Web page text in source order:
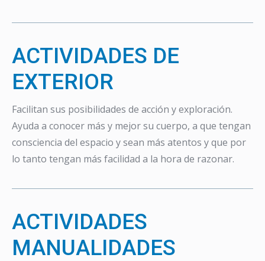
ACTIVIDADES DE
EXTERIOR
Facilitan sus posibilidades de acción y exploración.
Ayuda a conocer más y mejor su cuerpo, a que tengan
consciencia del espacio y sean más atentos y que por
lo tanto tengan más facilidad a la hora de razonar.
ACTIVIDADES
MANUALIDADES